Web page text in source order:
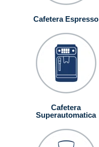
Cafetera Espresso
Cafetera
Superautomatica